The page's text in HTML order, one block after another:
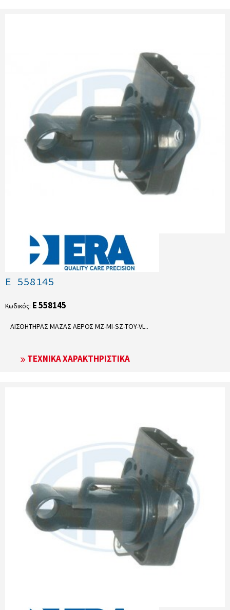
E 558145
Κωδικός: E 558145
ΑΙΣΘΗΤΗΡΑΣ ΜΑΖΑΣ ΑΕΡΟΣ MZ-MI-SZ-TOY-VL..
ΤΕΧΝΙΚΆ ΧΑΡΑΚΤΗΡΙΣΤΙΚΆ